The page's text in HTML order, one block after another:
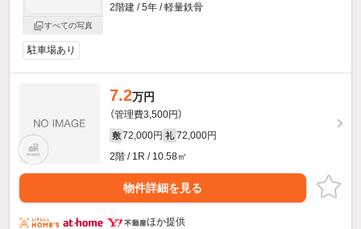
すべての写真
2階建 / 5年 / 軽量鉄骨
駐車場あり
7.2万円
（管理費3,500円）
敷 72,000円 礼 72,000円
2階 / 1R / 10.58㎡
物件詳細を見る
ほか提供